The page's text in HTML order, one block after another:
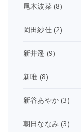
尾木波菜(8)
岡田紗佳(2)
新井遥 (9)
新唯 (8)
新谷あやか (3)
朝日ななみ (3)